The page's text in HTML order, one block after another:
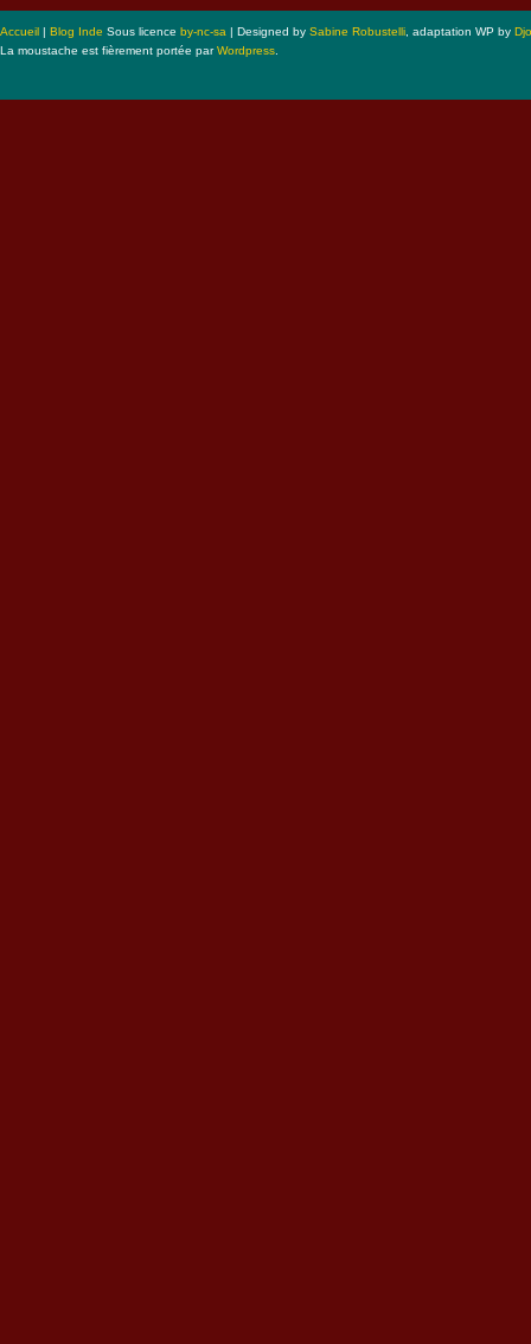
Accueil | Blog Inde Sous licence by-nc-sa | Designed by Sabine Robustelli , adaptation WP by
La moustache est fièrement portée parWordpress